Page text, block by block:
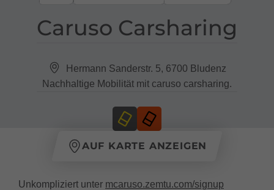
Caruso Carsharing
Hermann Sanderstr. 5, 6700 Bludenz
Nachhaltige Mobilität mit caruso carsharing.
AUF KARTE ANZEIGEN
Unkompliziert unter mcaruso.zemtu.com/signup